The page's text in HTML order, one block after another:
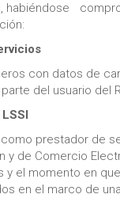
habiéndose
con datos de
del usuario del
prestador de
y de Comercio
el momento en
en el marco de